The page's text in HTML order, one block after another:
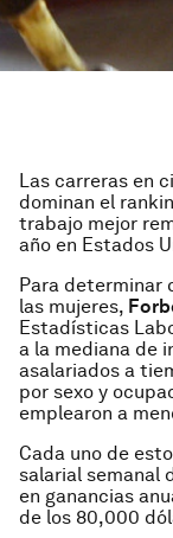
Las carreras en
dominan el
trabajo mejor
año en Estados
Para determinar
las mujeres,
Estadísticas
a la mediana de
asalariados a
por sexo y
emplearon a
Cada uno de
salarial semanal
en ganancias
de los 80,000